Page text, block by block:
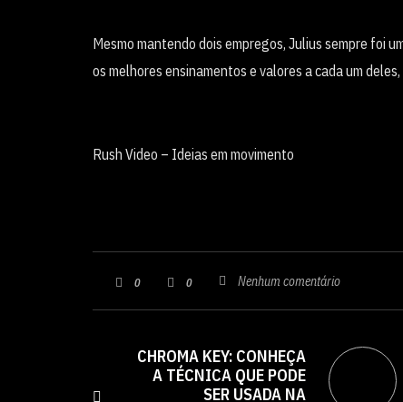
Mesmo mantendo dois empregos, Julius sempre foi
os melhores ensinamentos e valores a cada um
Rush Video – Ideias em movimento
0 0 Nenhum comentário
CHROMA KEY: CONHEÇA
A TÉCNICA QUE PODE
SER USADA NA